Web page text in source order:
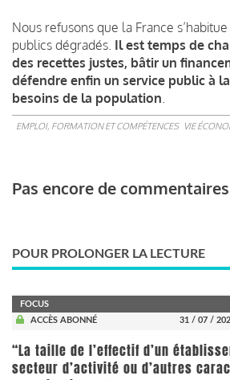
Nous refusons que la France
publics dégradés. Il est temps de
des recettes justes, bâtir un
défendre enfin un service public à
besoins de la population
EMPLOI, FORMATION ET COMPÉTENCES VIE
Pas encore de commentaires
POUR PROLONGER LA LECTURE
FOCUS
ACCÈS ABONNÉ
31 / 07 /
“La taille de l’effectif d’un
secteur d’activité ou d’autres